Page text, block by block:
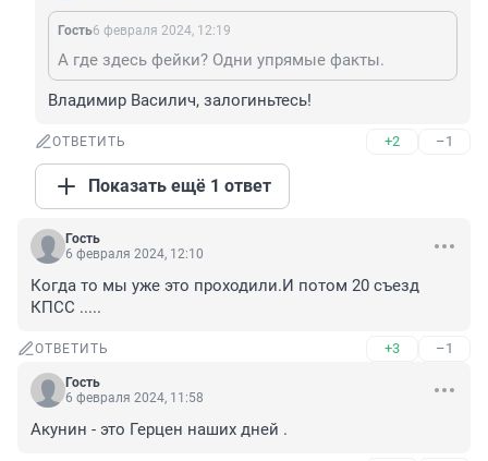
Гость6 февраля 2024, 12:19
А где здесь фейки? Одни упрямые факты.
Владимир Василич, залогиньтесь!
ОТВЕТИТЬ +2 –1
Показать ещё 1 ответ
Гость
6 февраля 2024, 12:10
Когда то мы уже это проходили.И потом 20 съезд
КПСС .....
ОТВЕТИТЬ +3 –1
Гость
6 февраля 2024, 11:58
Акунин - это Герцен наших дней .